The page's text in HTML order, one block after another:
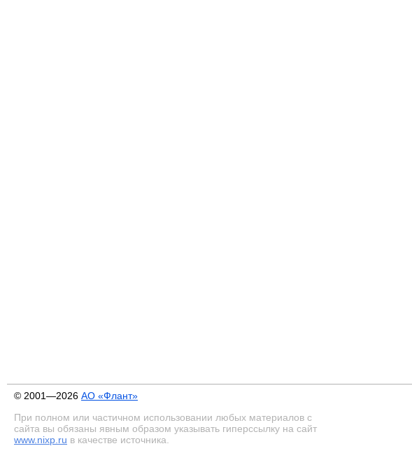
© 2001—2026 АО «Флант»
При полном или частичном использовании любых материалов с
сайта вы обязаны явным образом указывать гиперссылку на сайт
www.nixp.ru в качестве источника.